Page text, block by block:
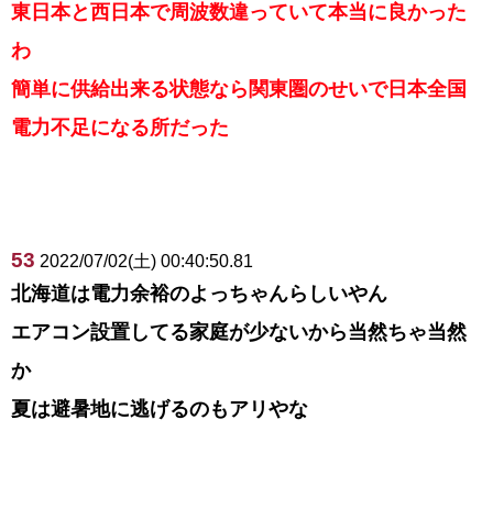
東日本と西日本で周波数違っていて本当に良かった
わ
簡単に供給出来る状態なら関東圏のせいで日本全国
電力不足になる所だった
53 2022/07/02(土) 00:40:50.81
北海道は電力余裕のよっちゃんらしいやん
エアコン設置してる家庭が少ないから当然ちゃ当然
か
夏は避暑地に逃げるのもアリやな